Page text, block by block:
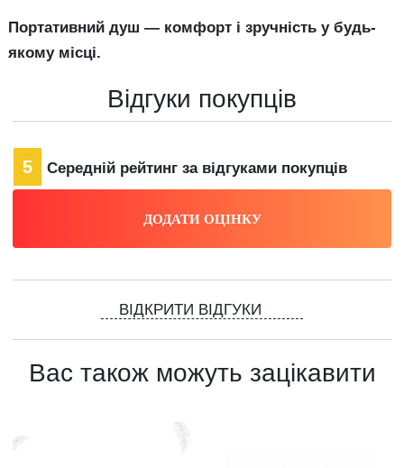
Портативний душ — комфорт і зручність у будь-
якому місці.
Відгуки покупців
5 Середній рейтинг за відгуками покупців
ВІДКРИТИ ВІДГУКИ
Вас також можуть зацікавити